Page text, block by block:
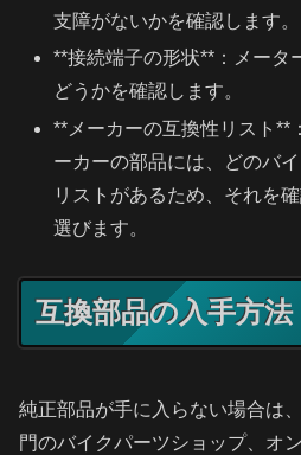
支障がないかを確認します。
**接続端子の形状**：メータ
どうかを確認します。
**メーカーの互換性リスト**
ーカーの部品には、どのバ
リストがあるため、それを
選びます。
互換部品の入手方法
純正部品が手に入らない場合は
門のバイクパーツショップ、オ